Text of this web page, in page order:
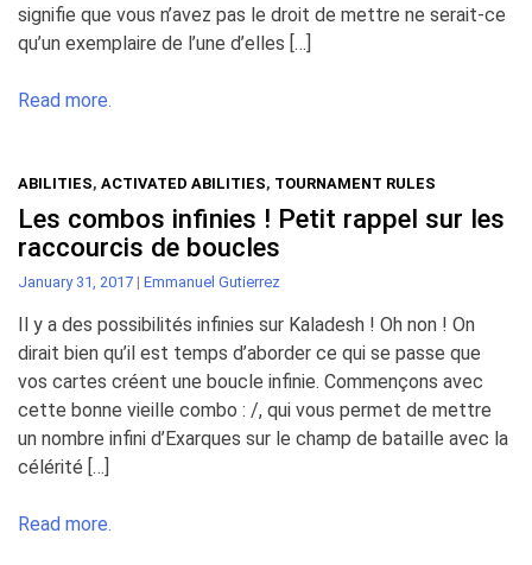
signifie que vous n’avez pas le droit de mettre ne serait-ce
qu’un exemplaire de l’une d’elles […]
Read more.
ABILITIES, ACTIVATED ABILITIES, TOURNAMENT RULES
Les combos infinies ! Petit rappel sur les
raccourcis de boucles
January 31, 2017 | Emmanuel Gutierrez
Il y a des possibilités infinies sur Kaladesh ! Oh non ! On
dirait bien qu’il est temps d’aborder ce qui se passe que
vos cartes créent une boucle infinie. Commençons avec
cette bonne vieille combo : /, qui vous permet de mettre
un nombre infini d’Exarques sur le champ de bataille avec la
célérité […]
Read more.